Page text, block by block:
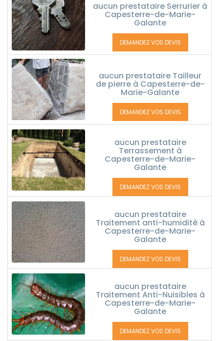
aucun prestataire Serrurier à
Capesterre-de-Marie-
Galante
DEMANDEZ VOS DEVIS
aucun prestataire Tailleur
de pierre à Capesterre-de-
Marie-Galante
DEMANDEZ VOS DEVIS
aucun prestataire
Terrassement à
Capesterre-de-Marie-
Galante
DEMANDEZ VOS DEVIS
aucun prestataire
Traitement anti-humidité à
Capesterre-de-Marie-
Galante
DEMANDEZ VOS DEVIS
aucun prestataire
Traitement Anti-Nuisibles à
Capesterre-de-Marie-
Galante
DEMANDEZ VOS DEVIS